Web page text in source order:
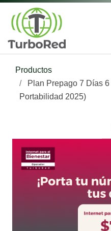
Productos
Plan Prepago 7 Días
Portabilidad 2025)